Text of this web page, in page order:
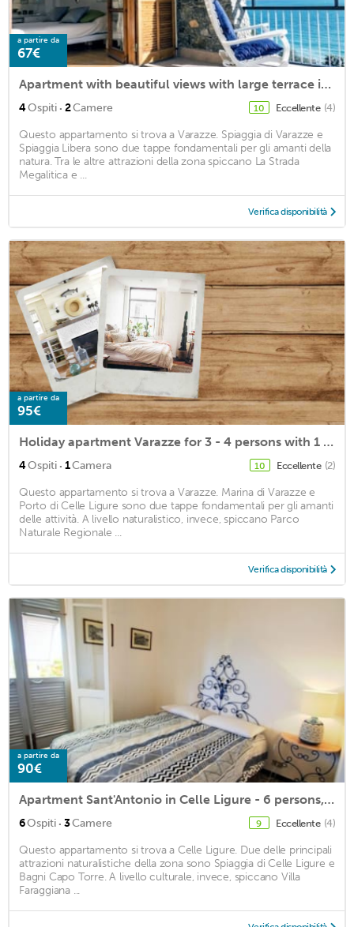
a partire da
67€
Apartment with beautiful views with large terrace in a small condominium
4Ospiti · 2Camere 10 Eccellente (4)
Questo appartamento si trova a Varazze. Spiaggia di Varazze e
Spiaggia Libera sono due tappe fondamentali per gli amanti della
natura. Tra le altre attrazioni della zona spiccano La Strada
Megalitica e ...
Verifica disponibilità
a partire da
95€
Holiday apartment Varazze for 3 - 4 persons with 1 bedroom - Holiday apartment in a villa
4Ospiti · 1Camera 10 Eccellente (2)
Questo appartamento si trova a Varazze. Marina di Varazze e
Porto di Celle Ligure sono due tappe fondamentali per gli amanti
delle attività. A livello naturalistico, invece, spiccano Parco
Naturale Regionale ...
Verifica disponibilità
a partire da
90€
Apartment Sant'Antonio in Celle Ligure - 6 persons, 3 bedrooms
6Ospiti · 3Camere 9 Eccellente (4)
Questo appartamento si trova a Celle Ligure. Due delle principali
attrazioni naturalistiche della zona sono Spiaggia di Celle Ligure e
Bagni Capo Torre. A livello culturale, invece, spiccano Villa
Faraggiana ...